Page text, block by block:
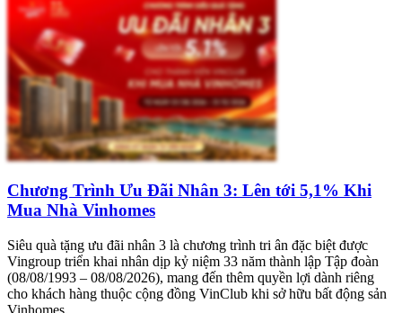
Chương Trình Ưu Đãi Nhân 3: Lên tới 5,1% Khi
Mua Nhà Vinhomes
Siêu quà tặng ưu đãi nhân 3 là chương trình tri ân đặc biệt được
Vingroup triển khai nhân dịp kỷ niệm 33 năm thành lập Tập đoàn
(08/08/1993 – 08/08/2026), mang đến thêm quyền lợi dành riêng
cho khách hàng thuộc cộng đồng VinClub khi sở hữu bất động sản
Vinhomes.